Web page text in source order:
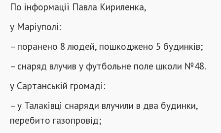
По інформації Павла Кириленка,
у Маріуполі:
– поранено 8 людей, пошкоджено 5 будинків;
– снаряд влучив у футбольне поле школи №48.
у Сартанській громаді:
– у Талаківці снаряди влучили в два будинки,
перебито газопровід;